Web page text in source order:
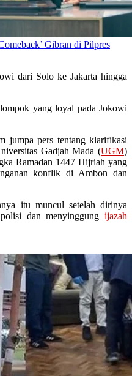
Gibran di Pilpres
dari Solo ke Jakarta hingga
yang loyal pada Jokowi
jumpa pers tentang klarifikasi
Gadjah Mada (UGM)
Ramadan 1447 Hijriah yang
konflik di Ambon dan
itu muncul setelah dirinya
dan menyinggungijazah